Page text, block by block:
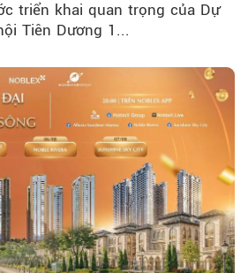
triển khai quan trọng của Dự
Tiên Dương 1...